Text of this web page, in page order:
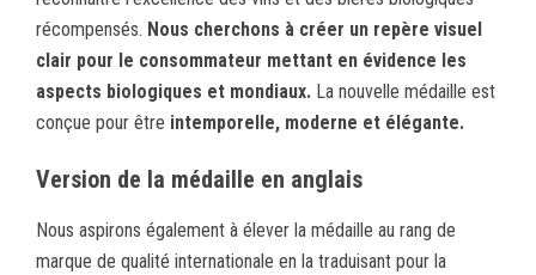
récompensés. Nous cherchons à créer un repère visuel
clair pour le consommateur mettant en évidence les
aspects biologiques et mondiaux. La nouvelle médaille est
conçue pour être intemporelle, moderne et élégante.
Version de la médaille en anglais
Nous aspirons également à élever la médaille au rang de
marque de qualité internationale en la traduisant pour la